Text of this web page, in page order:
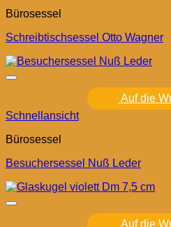
Bürosessel
Schreibtischsessel Otto Wagner
Auf die
Schnellansicht
Bürosessel
Besuchersessel Nuß Leder
Auf die